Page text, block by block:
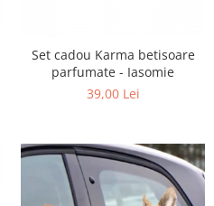
Set cadou Karma betisoare
parfumate - Iasomie
39,00 Lei